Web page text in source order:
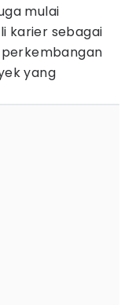
mulai
karier sebagai
perkembangan
yang